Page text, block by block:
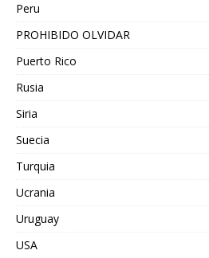
Peru
PROHIBIDO OLVIDAR
Puerto Rico
Rusia
Siria
Suecia
Turquia
Ucrania
Uruguay
USA